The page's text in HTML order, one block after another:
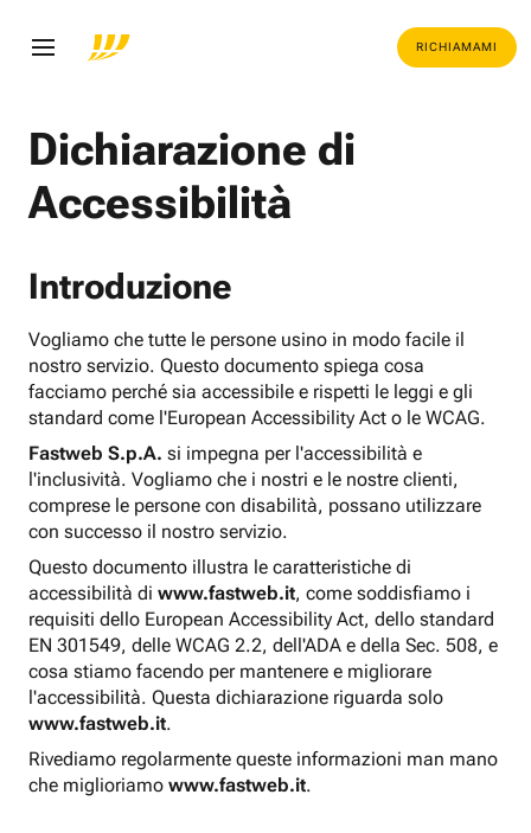
RICHIAMAMI
Dichiarazione di
Accessibilità
Introduzione
Vogliamo che tutte le persone usino in modo facile il
nostro servizio. Questo documento spiega cosa
facciamo perché sia accessibile e rispetti le leggi e gli
standard come l'European Accessibility Act o le WCAG.
Fastweb S.p.A. si impegna per l'accessibilità e
l'inclusività. Vogliamo che i nostri e le nostre clienti,
comprese le persone con disabilità, possano utilizzare
con successo il nostro servizio.
Questo documento illustra le caratteristiche di
accessibilità di www.fastweb.it, come soddisfiamo i
requisiti dello European Accessibility Act, dello standard
EN 301549, delle WCAG 2.2, dell'ADA e della Sec. 508, e
cosa stiamo facendo per mantenere e migliorare
l'accessibilità. Questa dichiarazione riguarda solo
www.fastweb.it.
Rivediamo regolarmente queste informazioni man mano
che miglioriamo www.fastweb.it.